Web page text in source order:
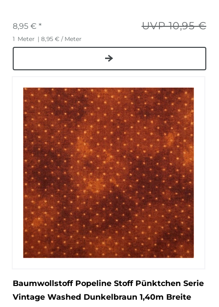
UVP 10,95 €
8,95 € *
1 Meter | 8,95 € / Meter
Baumwollstoff Popeline Stoff Pünktchen Serie
Vintage Washed Dunkelbraun 1,40m Breite